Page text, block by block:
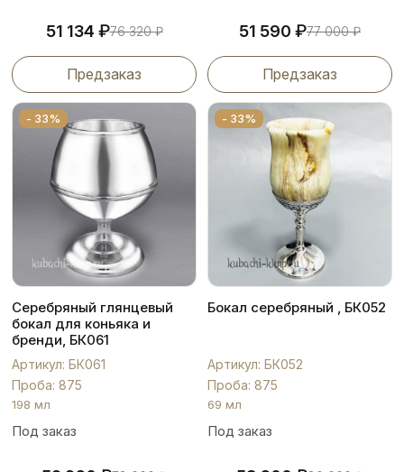
51 134 ₽76 320₽
Предзаказ
51 590 ₽77 000₽
Предзаказ
- 33%
Серебряный глянцевый
бокал для коньяка и
бренди, БК061
Артикул: БК061
Проба: 875
198 мл
Под заказ
- 33%
Бокал серебряный , БК052
Артикул: БК052
Проба: 875
69 мл
Под заказ